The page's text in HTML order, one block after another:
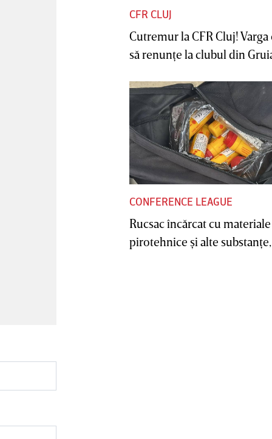
CFR CLUJ
Cutremur la CFR Cluj! Varga
să renunţe la clubul din
CONFERENCE LEAGUE
Rucsac încărcat cu materiale
pirotehnice şi alte substanţe,